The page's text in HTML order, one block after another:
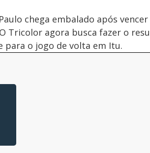
chega embalado após
Tricolor agora busca fazer o
para o jogo de volta em Itu.